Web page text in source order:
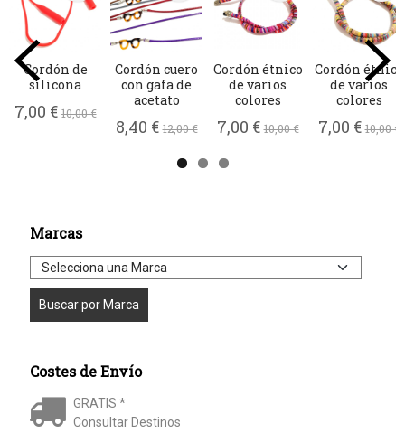
Marcas
Costes de Envío
GRATIS *
Consultar Destinos
Cordón de
silicona
7,00 €10,00 €
Cordón cuero
con gafa de
acetato
8,40 €12,00 €
Cordón étnico
de varios
colores
7,00 €10,00 €
Cordón étnico
de varios
colores
7,00 €10,00 €